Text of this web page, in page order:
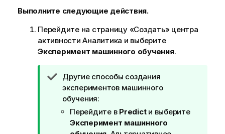
Выполните следующие действия.
Перейдите на страницу «Создать» центра
активностиАналитика и выберите
Эксперимент машинного обучения.
П
р
и
м
Другие способы создания
экспериментов машинного
обучения:
Перейдите в Predictи выберите
Эксперимент машинного